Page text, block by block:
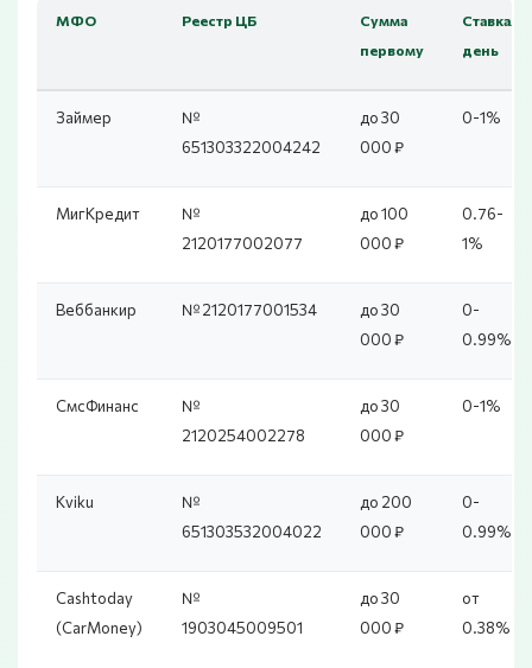
МФО Реестр ЦБ
Сумма
первому
Ставка/
день
Займер
№
651303322004242
до 30
000 ₽
0-1%
МигКредит
№
2120177002077
до 100
000 ₽
0.76-
1%
Веббанкир № 2120177001534
до 30
000 ₽
0-
0.99%
СмсФинанс
№
2120254002278
до 30
000 ₽
0-1%
Kviku
№
651303532004022
до 200
000 ₽
0-
0.99%
Cashtoday
(CarMoney)
№
1903045009501
до 30
000 ₽
от
0.38%